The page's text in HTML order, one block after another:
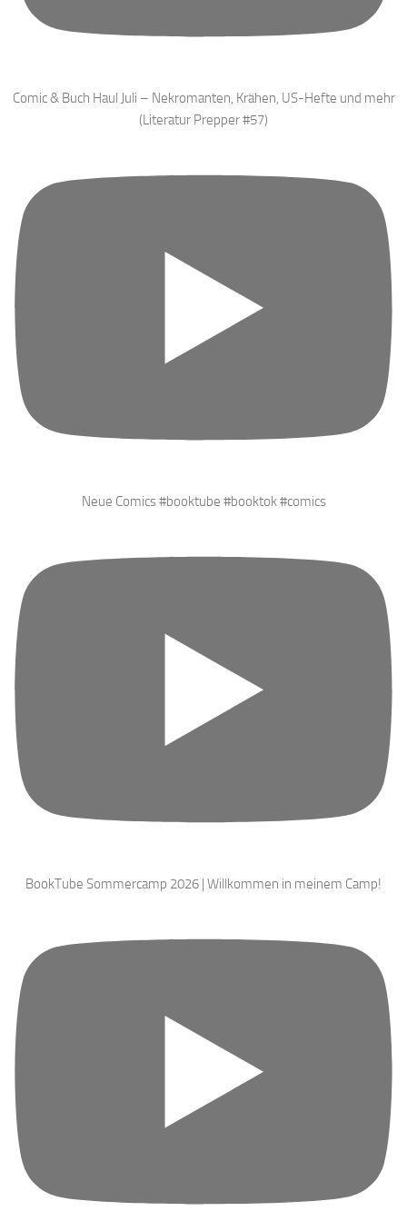
Comic & Buch Haul Juli – Nekromanten, Krähen, US-Hefte und mehr
(Literatur Prepper #57)
Neue Comics #booktube #booktok #comics
BookTube Sommercamp 2026 | Willkommen in meinem Camp!